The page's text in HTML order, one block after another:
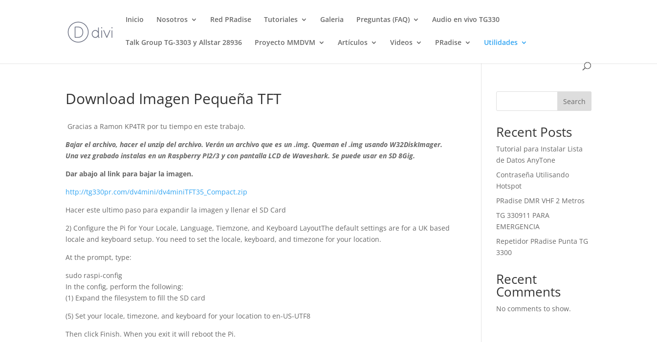
Inicio Nosotros Red PRadise Tutoriales Galeria Preguntas (FAQ) Audio en vivo TG330
Talk Group TG-3303 y Allstar 28936 Proyecto MMDVM Artículos Videos PRadise Utilidades
Download Imagen Pequeña TFT
Gracias a Ramon KP4TR por tu tiempo en este trabajo.
Bajar el archivo, hacer el unzip del archivo. Verán un archivo que es un .img. Queman el .img usando W32DiskImager.
Una vez grabado instalas en un Raspberry PI2/3 y con pantalla LCD de Waveshark. Se puede usar en SD 8Gig.
Dar abajo al link para bajar la imagen.
http://tg330pr.com/dv4mini/dv4miniTFT35_Compact.zip
Hacer este ultimo paso para expandir la imagen y llenar el SD Card
2) Configure the Pi for Your Locale, Language, Tiemzone, and Keyboard LayoutThe default settings are for a UK based
locale and keyboard setup. You need to set the locale, keyboard, and timezone for your location.
At the prompt, type:
sudo raspi-config
In the config, perform the following:
(1) Expand the filesystem to fill the SD card
(5) Set your locale, timezone, and keyboard for your location to en-US-UTF8
Then click Finish. When you exit it will reboot the Pi.
Search
Recent Posts
Tutorial para Instalar Lista
de Datos AnyTone
Contraseña Utilisando
Hotspot
PRadise DMR VHF 2 Metros
TG 330911 PARA
EMERGENCIA
Repetidor PRadise Punta TG
3300
Recent
Comments
No comments to show.